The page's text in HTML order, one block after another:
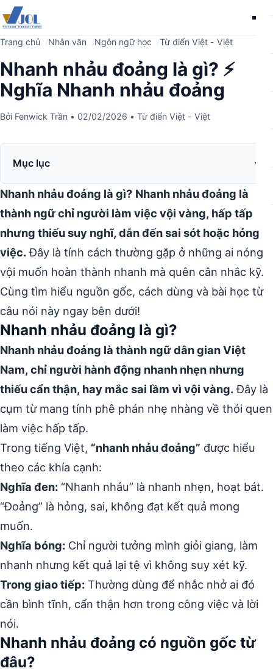
Trang chủ Nhân văn Ngôn ngữ học Từ điển Việt - Việt
Nhanh nhảu đoảng là gì? ⚡
Nghĩa Nhanh nhảu đoảng
Bởi Fenwick Trần • 02/02/2026 • Từ điển Việt - Việt
Mục lục
Nhanh nhảu đoảng là gì? Nhanh nhảu đoảng là
thành ngữ chỉ người làm việc vội vàng, hấp tấp
nhưng thiếu suy nghĩ, dẫn đến sai sót hoặc hỏng
việc.Đây là tính cách thường gặp ở những ai nóng
vội muốn hoàn thành nhanh mà quên cân nhắc kỹ.
Cùng tìm hiểu nguồn gốc, cách dùng và bài học từ
câu nói này ngay bên dưới!
Nhanh nhảu đoảng là gì?
Nhanh nhảu đoảng là thành ngữ dân gian Việt
Nam, chỉ người hành động nhanh nhẹn nhưng
thiếu cẩn thận, hay mắc sai lầm vì vội vàng.Đây là
cụm từ mang tính phê phán nhẹ nhàng về thói quen
làm việc hấp tấp.
Trong tiếng Việt, “nhanh nhảu đoảng” được hiểu
theo các khía cạnh:
Nghĩa đen: “Nhanh nhảu” là nhanh nhẹn, hoạt bát.
“Đoảng” là hỏng, sai, không đạt kết quả mong
muốn.
Nghĩa bóng: Chỉ người tưởng mình giỏi giang, làm
nhanh nhưng kết quả lại tệ vì không suy xét kỹ.
Trong giao tiếp: Thường dùng để nhắc nhở ai đó
cần bình tĩnh, cẩn thận hơn trong công việc và lời
nói.
Nhanh nhảu đoảng có nguồn gốc từ
đâu?